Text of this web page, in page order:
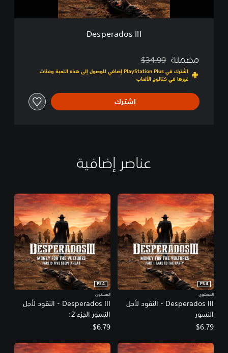
I
Desperados III
مضمنة مخصوم من السعر الأصلي البالغ $34.99‏
$34.99
اشترك في PlayStation Plus إضافي للوصول إلى هذه اللعبة ومئات
غيرها في كتالوج الألعاب
اشترك
عناصر إضافية
Desperados III - النقود لأجل
النسور
PS4
المستوى
$6.79
Desperados III - النقود لأجل
النسور الجزء 2:
PS4
المستوى
$6.79